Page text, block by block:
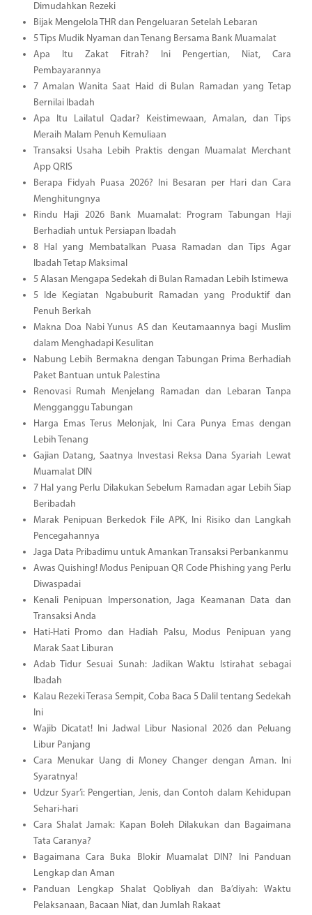
Dimudahkan Rezeki
Bijak Mengelola THR dan Pengeluaran Setelah Lebaran
5 Tips Mudik Nyaman dan Tenang Bersama Bank Muamalat
Apa Itu Zakat Fitrah? Ini Pengertian, Niat, Cara
Pembayarannya
7 Amalan Wanita Saat Haid di Bulan Ramadan yang Tetap
Bernilai Ibadah
Apa Itu Lailatul Qadar? Keistimewaan, Amalan, dan Tips
Meraih Malam Penuh Kemuliaan
Transaksi Usaha Lebih Praktis dengan Muamalat Merchant
App QRIS
Berapa Fidyah Puasa 2026? Ini Besaran per Hari dan Cara
Menghitungnya
Rindu Haji 2026 Bank Muamalat: Program Tabungan Haji
Berhadiah untuk Persiapan Ibadah
8 Hal yang Membatalkan Puasa Ramadan dan Tips Agar
Ibadah Tetap Maksimal
5 Alasan Mengapa Sedekah di Bulan Ramadan Lebih Istimewa
5 Ide Kegiatan Ngabuburit Ramadan yang Produktif dan
Penuh Berkah
Makna Doa Nabi Yunus AS dan Keutamaannya bagi Muslim
dalam Menghadapi Kesulitan
Nabung Lebih Bermakna dengan Tabungan Prima Berhadiah
Paket Bantuan untuk Palestina
Renovasi Rumah Menjelang Ramadan dan Lebaran Tanpa
Mengganggu Tabungan
Harga Emas Terus Melonjak, Ini Cara Punya Emas dengan
Lebih Tenang
Gajian Datang, Saatnya Investasi Reksa Dana Syariah Lewat
Muamalat DIN
7 Hal yang Perlu Dilakukan Sebelum Ramadan agar Lebih Siap
Beribadah
Marak Penipuan Berkedok File APK, Ini Risiko dan Langkah
Pencegahannya
Jaga Data Pribadimu untuk Amankan Transaksi Perbankanmu
Awas Quishing! Modus Penipuan QR Code Phishing yang Perlu
Diwaspadai
Kenali Penipuan Impersonation, Jaga Keamanan Data dan
Transaksi Anda
Hati-Hati Promo dan Hadiah Palsu, Modus Penipuan yang
Marak Saat Liburan
Adab Tidur Sesuai Sunah: Jadikan Waktu Istirahat sebagai
Ibadah
Kalau Rezeki Terasa Sempit, Coba Baca 5 Dalil tentang Sedekah
Ini
Wajib Dicatat! Ini Jadwal Libur Nasional 2026 dan Peluang
Libur Panjang
Cara Menukar Uang di Money Changer dengan Aman. Ini
Syaratnya!
Udzur Syar’i: Pengertian, Jenis, dan Contoh dalam Kehidupan
Sehari-hari
Cara Shalat Jamak: Kapan Boleh Dilakukan dan Bagaimana
Tata Caranya?
Bagaimana Cara Buka Blokir Muamalat DIN? Ini Panduan
Lengkap dan Aman
Panduan Lengkap Shalat Qobliyah dan Ba’diyah: Waktu
Pelaksanaan, Bacaan Niat, dan Jumlah Rakaat